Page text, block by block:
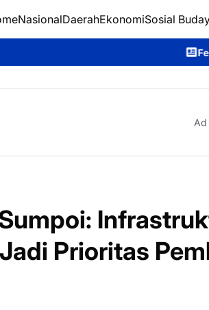
NasionalDaerahEkonomiSosial
Festival Budaya Tira
Ad
Prioritas